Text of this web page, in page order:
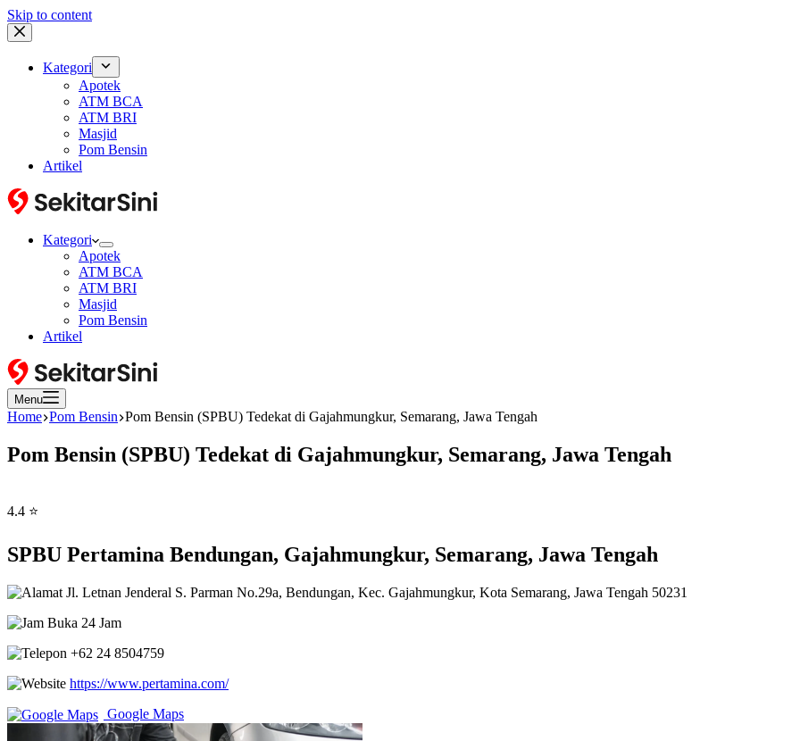
Skip to content
Kategori
Apotek
ATM BCA
ATM BRI
Masjid
Pom Bensin
Artikel
Kategori
Apotek
ATM BCA
ATM BRI
Masjid
Pom Bensin
Artikel
Menu
Home Pom Bensin Pom Bensin (SPBU) Tedekat di Gajahmungkur, Semarang, Jawa Tengah
Pom Bensin (SPBU) Tedekat di Gajahmungkur, Semarang, Jawa Tengah
4.4 ⭐
SPBU Pertamina Bendungan, Gajahmungkur, Semarang, Jawa Tengah
Jl. Letnan Jenderal S. Parman No.29a, Bendungan, Kec. Gajahmungkur, Kota Semarang, Jawa Tengah 50231
Buka 24 Jam
+62 24 8504759
https://www.pertamina.com/
Google Maps